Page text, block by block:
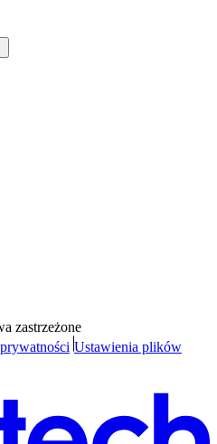
zastrzeżone
Ustawienia plików